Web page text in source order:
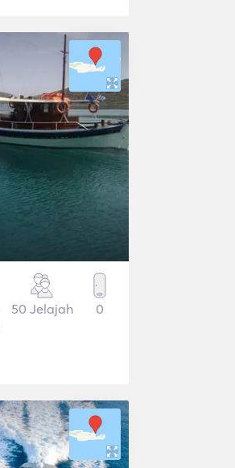
50 Jelajah 0